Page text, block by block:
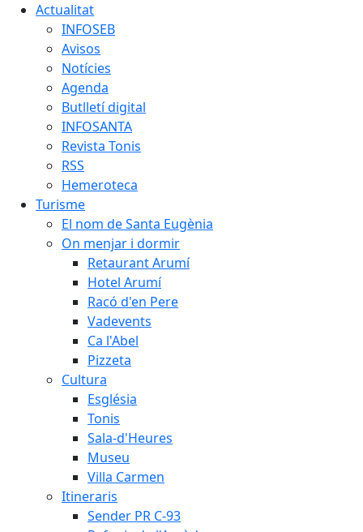
Actualitat
INFOSEB
Avisos
Notícies
Agenda
Butlletí digital
INFOSANTA
Revista Tonis
RSS
Hemeroteca
Turisme
El nom de Santa Eugènia
On menjar i dormir
Retaurant Arumí
Hotel Arumí
Racó d'en Pere
Vadevents
Ca l'Abel
Pizzeta
Cultura
Església
Tonis
Sala-d'Heures
Museu
Villa Carmen
Itineraris
Sender PR C-93